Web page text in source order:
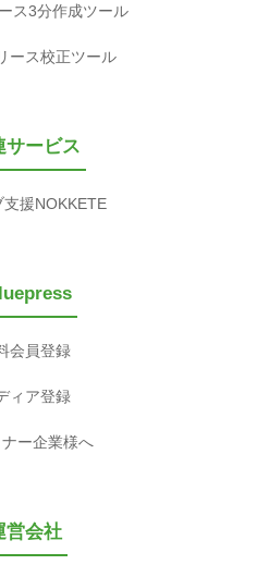
ス3分作成ツール
ース校正ツール
サービス
支援NOKKETE
会員登録
ィア登録
ー企業様へ
営会社